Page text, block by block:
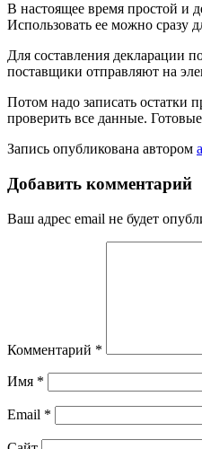
В настоящее время простой и
Использовать ее можно сразу
Для составления декларации
поставщики отправляют на
Потом надо записать остатки
проверить все данные.
Запись опубликована автором
Добавить комментарий
Ваш адрес email не будет
Комментарий *
Имя *
Email *